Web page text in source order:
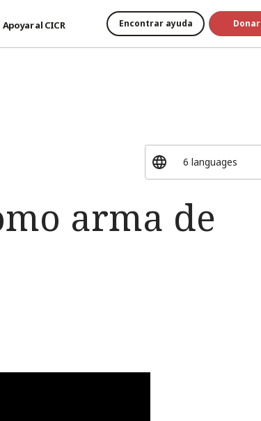
Apoyar al CICR Encontrar ayuda Donar
arma de